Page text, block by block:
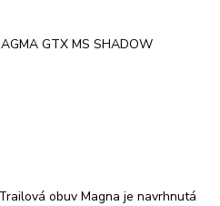
obuv Magna je navrhnutá